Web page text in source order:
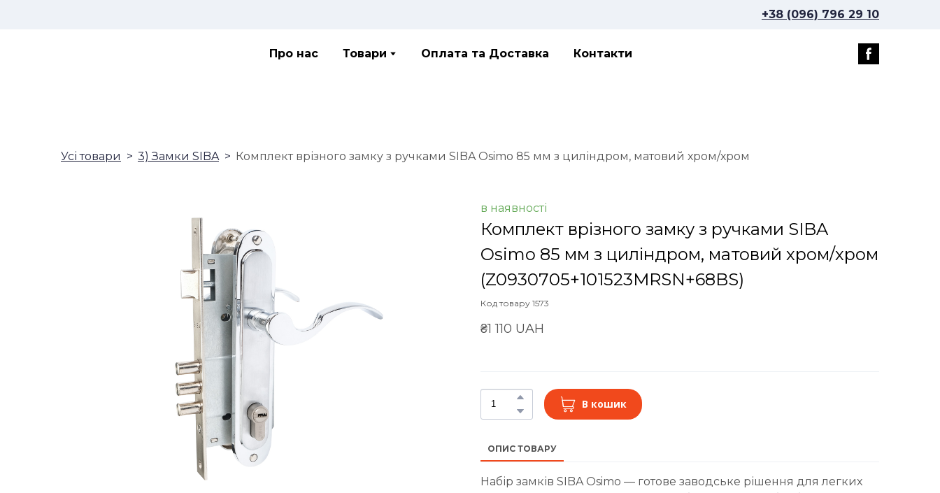
+38 (096) 796 29 10
Про нас Товари Оплата та Доставка Контакти
Усі товари 3) Замки SIBA Комплект врізного замку з ручками SIBA Osimo 85 мм з циліндром, матовий хром/хром
в наявності
Комплект врізного замку з ручками SIBA
Osimo 85 мм з циліндром, матовий хром/хром
(Z0930705+101523MRSN+68BS)
Код товару 1573
₴1 110 UAH
В кошик
ОПИС ТОВАРУ
Набір замків SIBA Osimo — готове заводське рішення для легких